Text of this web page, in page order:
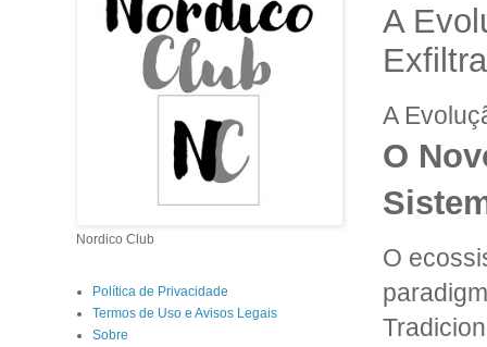
A
A
O
O
Nordico Club
Política de Privacidade
Termos de Uso e Avisos Legais
Sobre